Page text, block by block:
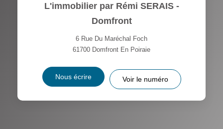
L'immobilier par Rémi SERAIS -
Domfront
6 Rue Du Maréchal Foch
61700 Domfront En Poiraie
Nous écrire Voir le numéro